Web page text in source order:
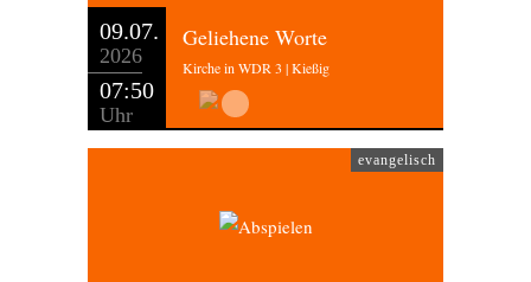
09.07.
2026
07:50
Uhr
Geliehene Worte
Kirche in WDR 3 | Kießig
evangelisch